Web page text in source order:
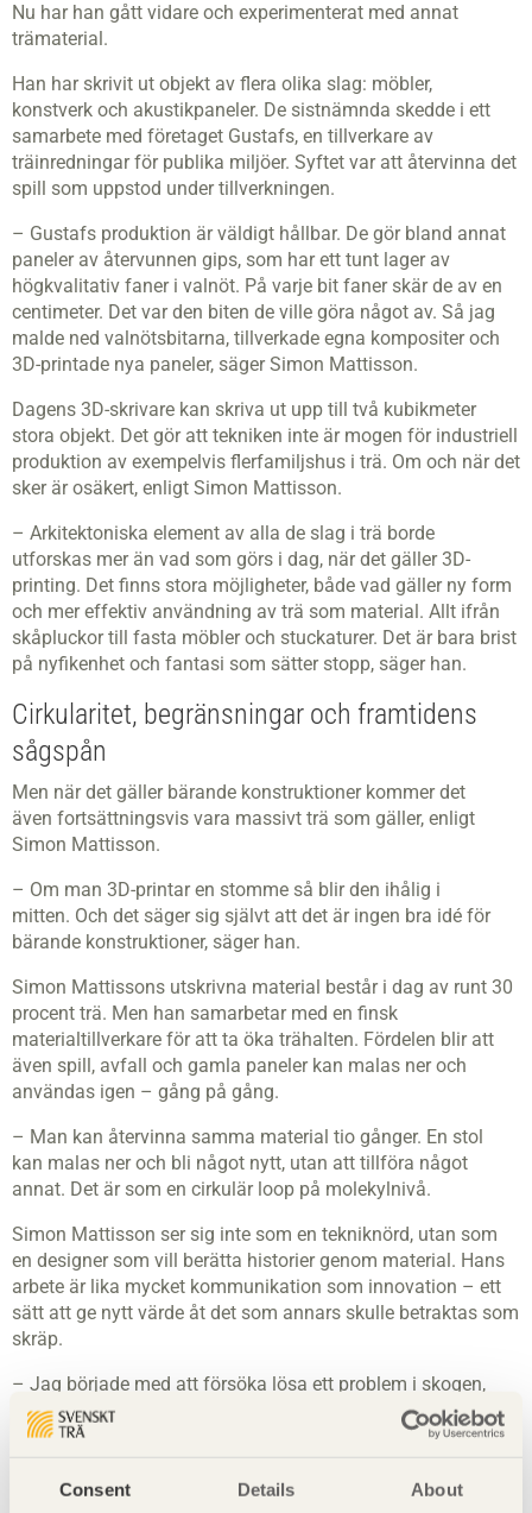
Consent Details About
Nu har han gått vidare och experimenterat med annat
trämaterial.
Han har skrivit ut objekt av flera olika slag: möbler,
konstverk och akustikpaneler. De sistnämnda skedde i ett
samarbete med företaget Gustafs, en tillverkare av
träinredningar för publika miljöer. Syftet var att återvinna det
spill som uppstod under tillverkningen.
– Gustafs produktion är väldigt hållbar. De gör bland annat
paneler av återvunnen gips, som har ett tunt lager av
högkvalitativ faner i valnöt. På varje bit faner skär de av en
centimeter. Det var den biten de ville göra något av. Så jag
malde ned valnötsbitarna, tillverkade egna kompositer och
3D-printade nya paneler, säger Simon Mattisson.
Dagens 3D-skrivare kan skriva ut upp till två kubikmeter
stora objekt. Det gör att tekniken inte är mogen för industriell
produktion av exempelvis flerfamiljshus i trä. Om och när det
sker är osäkert, enligt Simon Mattisson.
– Arkitektoniska element av alla de slag i trä borde
utforskas mer än vad som görs i dag, när det gäller 3D-
printing. Det finns stora möjligheter, både vad gäller ny form
och mer effektiv användning av trä som material. Allt ifrån
skåpluckor till fasta möbler och stuckaturer. Det är bara brist
på nyfikenhet och fantasi som sätter stopp, säger han.
Cirkularitet, begränsningar och framtidens
sågspån
Men när det gäller bärande konstruktioner kommer det
även fortsättningsvis vara massivt trä som gäller, enligt
Simon Mattisson.
– Om man 3D-printar en stomme så blir den ihålig i
mitten. Och det säger sig självt att det är ingen bra idé för
bärande konstruktioner, säger han.
Simon Mattissons utskrivna material består i dag av runt 30
procent trä. Men han samarbetar med en finsk
materialtillverkare för att ta öka trähalten. Fördelen blir att
även spill, avfall och gamla paneler kan malas ner och
användas igen – gång på gång.
– Man kan återvinna samma material tio gånger. En stol
kan malas ner och bli något nytt, utan att tillföra något
annat. Det är som en cirkulär loop på molekylnivå.
Simon Mattisson ser sig inte som en tekniknörd, utan som
en designer som vill berätta historier genom material. Hans
arbete är lika mycket kommunikation som innovation – ett
sätt att ge nytt värde åt det som annars skulle betraktas som
skräp.
– Jag började med att försöka lösa ett problem i skogen,
och hamnade i framtiden. Det är lite så det känns – att jag
får skapa med framtidens sågspån.
Text: Mattias Boström Bild: Erik Djurklou